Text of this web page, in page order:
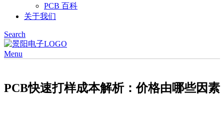
PCB 百科
关于我们
Search
Menu
PCB快速打样成本解析：价格由哪些因素